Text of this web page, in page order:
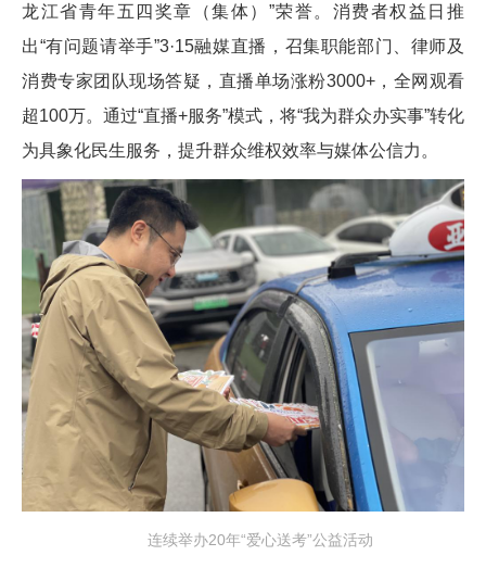
龙江省青年五四奖章（集体）”荣誉。消费者权益日推
出“有问题请举手”3·15融媒直播，召集职能部门、律师及
消费专家团队现场答疑，直播单场涨粉3000+，全网观看
超100万。通过“直播+服务”模式，将“我为群众办实事”转化
为具象化民生服务，提升群众维权效率与媒体公信力。
连续举办20年“爱心送考”公益活动